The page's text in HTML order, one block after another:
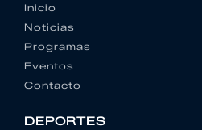
Inicio
Noticias
Programas
Eventos
Contacto
DEPORTES